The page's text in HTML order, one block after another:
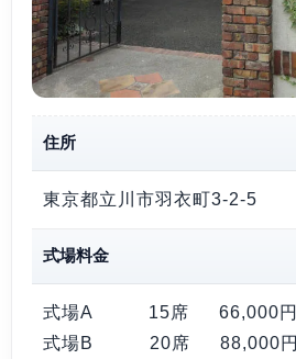
住所
東京都立川市羽衣町3-2-5
式場料金
式場A 15席 66,000円
式場B 20席 88,000円